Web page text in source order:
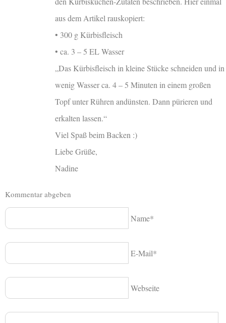
aus dem Artikel rauskopiert:
• 300 g Kürbisfleisch
• ca. 3 – 5 EL Wasser
„Das Kürbisfleisch in kleine Stücke schneiden und in
wenig Wasser ca. 4 – 5 Minuten in einem großen
Topf unter Rühren andünsten. Dann pürieren und
erkalten lassen.“
Viel Spaß beim Backen :)
Liebe Grüße,
Nadine
Kommentar abgeben
Name*
E-Mail*
Webseite